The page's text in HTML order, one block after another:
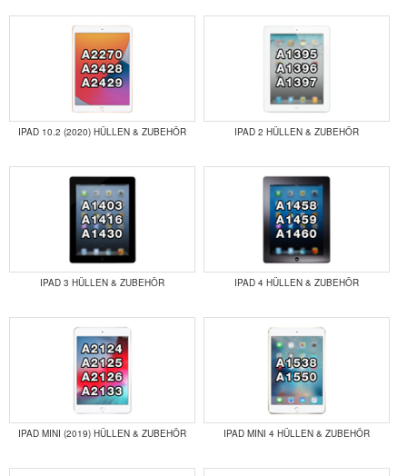
IPAD 10.2 (2020) HÜLLEN & ZUBEHÖR IPAD 2 HÜLLEN & ZUBEHÖR
IPAD 3 HÜLLEN & ZUBEHÖR IPAD 4 HÜLLEN & ZUBEHÖR
IPAD MINI (2019) HÜLLEN & ZUBEHÖR IPAD MINI 4 HÜLLEN & ZUBEHÖR